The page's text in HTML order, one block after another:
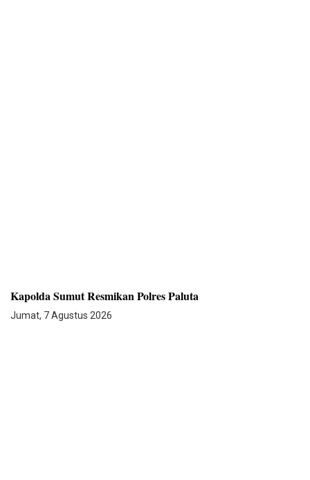
Kapolda Sumut Resmikan Polres Paluta
Jumat, 7 Agustus 2026